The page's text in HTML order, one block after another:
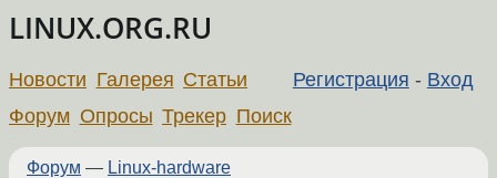
LINUX.ORG.RU
Регистрация - Вход
Новости Галерея Статьи
Форум Опросы Трекер Поиск
Форум — Linux-hardware